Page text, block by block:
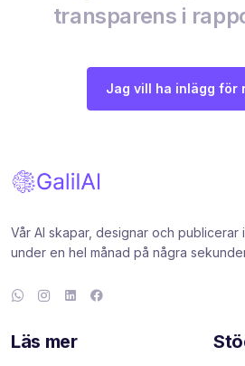
transparens i
Jag vill ha inlägg för
Vår AI skapar, designar och
under en hel månad på några
Läs mer